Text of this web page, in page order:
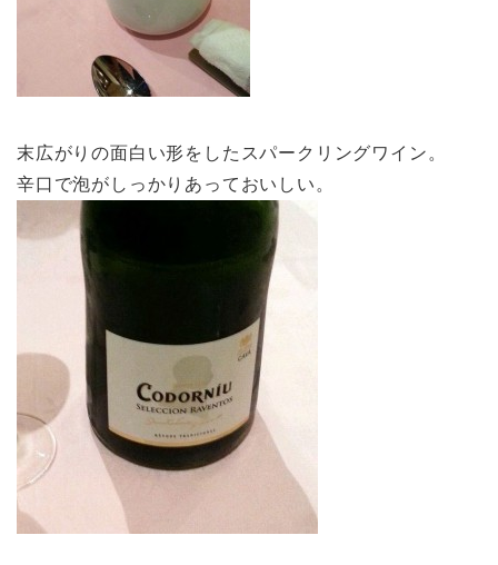
末広がりの面白い形をしたスパークリングワイン。
辛口で泡がしっかりあっておいしい。